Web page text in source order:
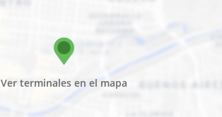
Ver terminales en el mapa